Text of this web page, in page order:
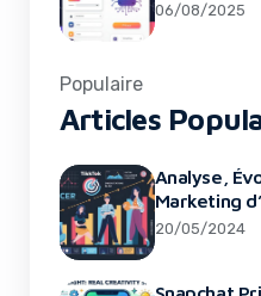
06/08/2025
Populaire
Articles
Analyse,
Marketing
20/05/2024